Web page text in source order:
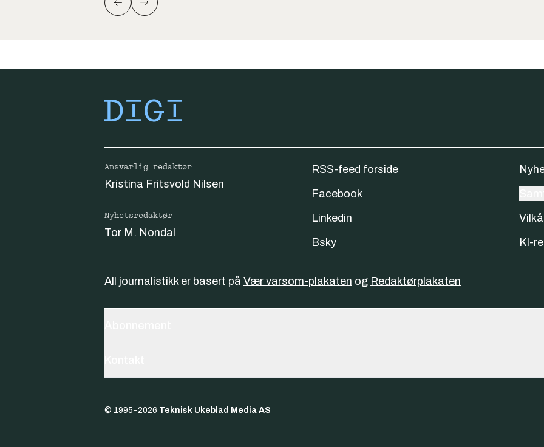
Ansvarlig redaktør
Kristina Fritsvold Nilsen
Nyhetsredaktør
Tor M. Nondal
RSS-feed forside
Facebook
Linkedin
Bsky
KI-
All journalistikk er basert på Vær varsom-plakaten og Redaktørplakaten
© 1995-2026 Teknisk Ukeblad Media AS